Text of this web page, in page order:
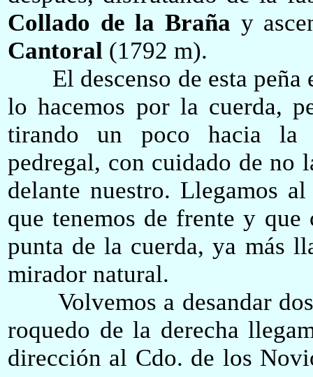
Collado de la Braña y
Cantoral (1792 m).
El descenso de esta peña
lo hacemos por la cuerda,
tirando un poco hacia la
pedregal, con cuidado de no
delante nuestro. Llegamos al
que tenemos de frente y que
punta de la cuerda, ya más
mirador natural.
Volvemos a desandar
roquedo de la derecha
dirección al Cdo. de los